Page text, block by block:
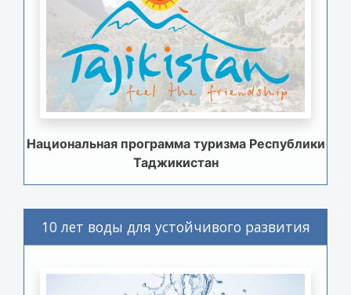
Национальная программа туризма Республики
Таджикистан
10 лет воды для устойчивого развития